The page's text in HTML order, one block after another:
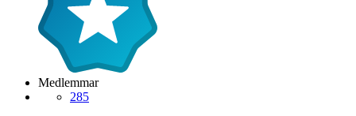
Medlemmar
285